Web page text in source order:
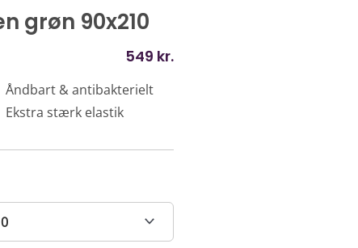
grøn 90x210
549 kr.
Åndbart & antibakterielt
Ekstra stærk elastik